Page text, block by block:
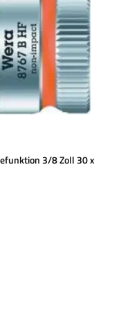
3/8 Zoll 30 x